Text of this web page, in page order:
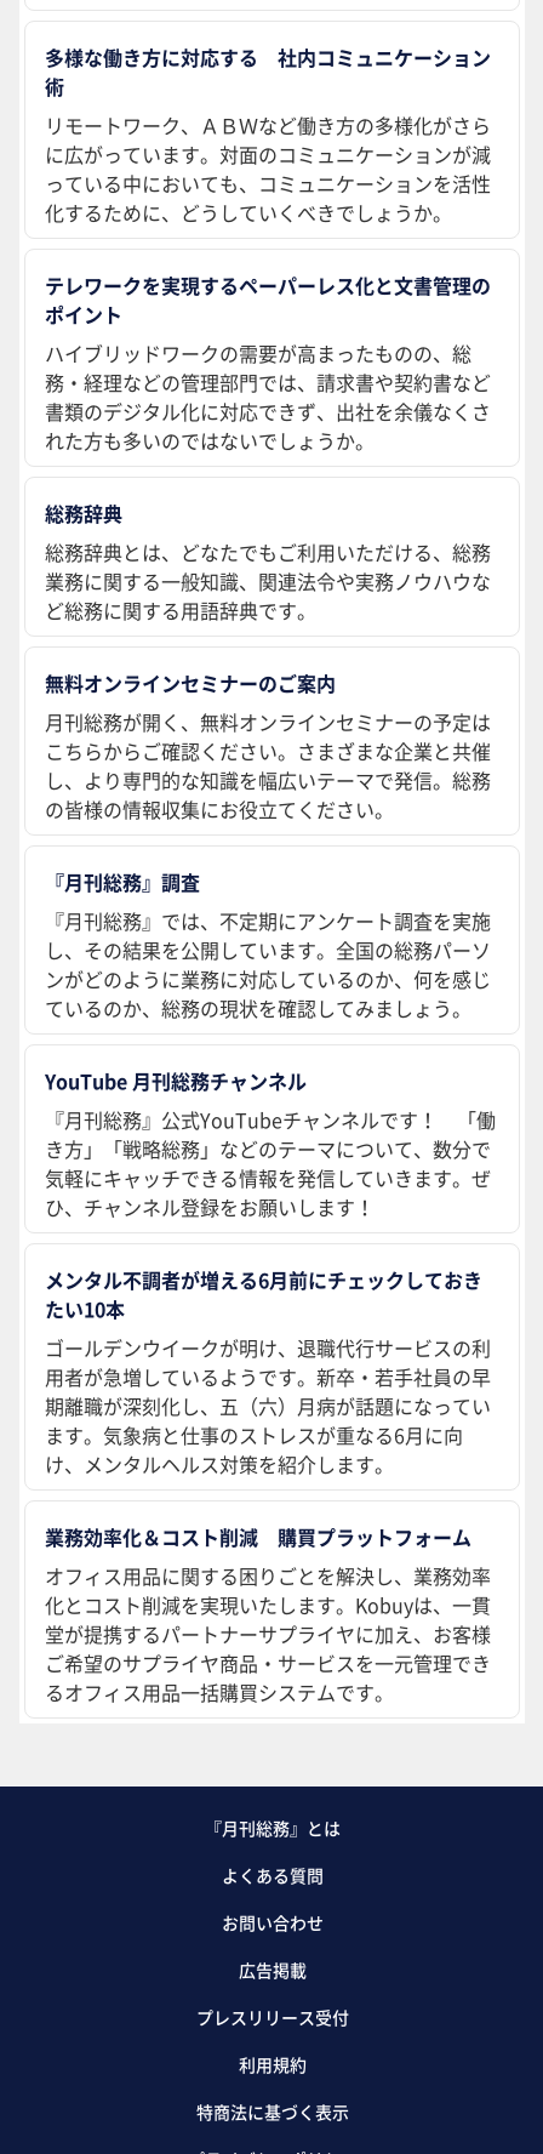
多様な働き方に対応する 社内コミュニケーション
術
リモートワーク、ＡＢＷなど働き方の多様化がさら
に広がっています。対面のコミュニケーションが減
っている中においても、コミュニケーションを活性
化するために、どうしていくべきでしょうか。
テレワークを実現するペーパーレス化と文書管理の
ポイント
ハイブリッドワークの需要が高まったものの、総
務・経理などの管理部門では、請求書や契約書など
書類のデジタル化に対応できず、出社を余儀なくさ
れた方も多いのではないでしょうか。
総務辞典
総務辞典とは、どなたでもご利用いただける、総務
業務に関する一般知識、関連法令や実務ノウハウな
ど総務に関する用語辞典です。
無料オンラインセミナーのご案内
月刊総務が開く、無料オンラインセミナーの予定は
こちらからご確認ください。さまざまな企業と共催
し、より専門的な知識を幅広いテーマで発信。総務
の皆様の情報収集にお役立てください。
『月刊総務』調査
『月刊総務』では、不定期にアンケート調査を実施
し、その結果を公開しています。全国の総務パーソ
ンがどのように業務に対応しているのか、何を感じ
ているのか、総務の現状を確認してみましょう。
YouTube 月刊総務チャンネル
『月刊総務』公式YouTubeチャンネルです！ 「働
き方」「戦略総務」などのテーマについて、数分で
気軽にキャッチできる情報を発信していきます。ぜ
ひ、チャンネル登録をお願いします！
メンタル不調者が増える6月前にチェックしておき
たい10本
ゴールデンウイークが明け、退職代行サービスの利
用者が急増しているようです。新卒・若手社員の早
期離職が深刻化し、五（六）月病が話題になってい
ます。気象病と仕事のストレスが重なる6月に向
け、メンタルヘルス対策を紹介します。
業務効率化＆コスト削減 購買プラットフォーム
オフィス用品に関する困りごとを解決し、業務効率
化とコスト削減を実現いたします。Kobuyは、一貫
堂が提携するパートナーサプライヤに加え、お客様
ご希望のサプライヤ商品・サービスを一元管理でき
るオフィス用品一括購買システムです。
『月刊総務』とは
よくある質問
お問い合わせ
広告掲載
プレスリリース受付
利用規約
特商法に基づく表示